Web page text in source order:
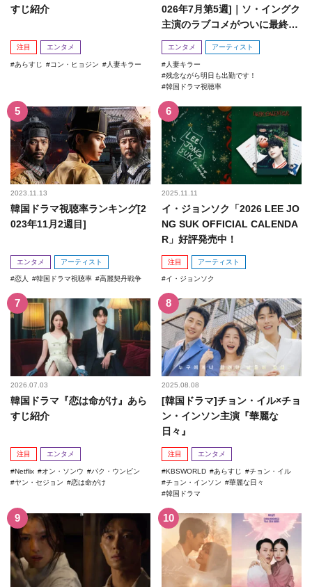
すじ紹介
注目 エンタメ
あらすじ コン・ヒョジン 人妻キラー
026年7月第5週]｜ソ・イングク
主演のラブコメがついに最終
回！
エンタメ アーティスト
人妻キラー
残念ながら明日も出勤です！
韓国ドラマ視聴率
2023.11.13
韓国ドラマ視聴率ランキング[2
023年11月2週目]
エンタメ アーティスト
恋人 韓国ドラマ視聴率 高麗契丹戦争
2025.11.11
イ・ジョンソク「2026 LEE JO
NG SUK OFFICIAL CALENDA
R」好評発売中！
注目 アーティスト
イ・ジョンソク
2026.07.03
韓国ドラマ『恋は命がけ』あら
すじ紹介
注目 エンタメ
Netflix オン・ソンウ
パク・ウンビン
ヤン・セジョン
恋は命がけ
2025.08.08
[韓国ドラマ]チョン・イル×チョ
ン・インソン主演『華麗な
日々』
注目 エンタメ
KBSWORLD あらすじ
チョン・イル
チョン・インソン
華麗な日々
韓国ドラマ